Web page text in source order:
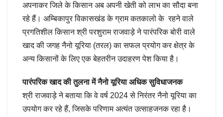
अपनाकर जिले के किसान अब अपनी खेती को लाभ का सौदा बना
रहे हैं। अम्बिकापुर विकासखंड के ग्राम कतकालो के रहने वाले
प्रगतिशील किसान श्री परशुराम राजवाड़े ने पारंपरिक बोरी वाले
खाद की जगह नैनो यूरिया (तरल) का सफल प्रयोग कर क्षेत्र के
अन्य किसानों के लिए एक बेहतरीन उदाहरण पेश किया है।
पारंपरिक खाद की तुलना में नैनो यूरिया अधिक सुविधाजनक
श्री राजवाड़े ने बताया कि वे वर्ष 2024 से निरंतर नैनो यूरिया का
उपयोग कर रहे हैं, जिसके परिणाम अत्यंत उत्साहजनक रहा है।